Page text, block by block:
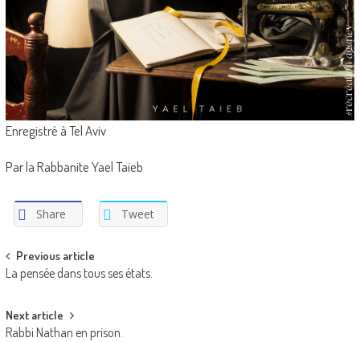
Enregistré à Tel Aviv
Par la Rabbanite Yael Taieb
Share Tweet
Post
navigation
Previous article
La pensée dans tous ses états.
Next article
Rabbi Nathan en prison.